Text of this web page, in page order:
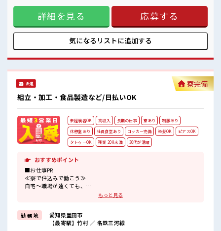
残業がしっかりあるお仕事！
上あります♪ ≪髪型自由≫ 基本的に髪色自由で明るすぎたり
奇抜でなければOKです！ (規定有)≪機能的な制服アリ≫ 制服
があるので、 毎日の服装の悩み解消♪ ≪未経験OKの仕事≫
新しいことにチャレンジするのは不安だけど、 しっかり働く
環境が整っています！ イチからスキルUP・ステップUP目指
していきましょう！ ≪自分に合った期間で働ける≫ 福利厚生
ば多少のヘアカラーもOKなのはウレシイPoint☆ 休憩室で楽
しくランチ♪ 時間があれば昼寝もしちゃおう！ 残業がしっか
詳細を見る 応募する
気になるリストに追加する
派遣
組立・加工・食品製造など/日払いOK
寮完備
未経験者OK 高収入 長期の仕事 寮あり
制服あり
休憩室あり
社員食堂あり ロッカー完備 染髪OK
ピアスOK
タトゥーOK
残業 20H未満 30代が活躍
おすすめポイント
■お仕事PR
≪寮で住込みで働こう≫
自宅～職場が遠くても、
興味があれば安心して応募できちゃう！
≪無理なくお給料に残業代を上乗せ≫
残業は月20時間未満で、
ほどよく稼げます♪
もっと見る
勤 務 地
愛知県豊田市
【最寄駅】竹村 ／ 名鉄三河線